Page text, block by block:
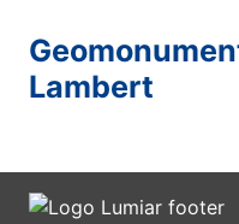
Lambert